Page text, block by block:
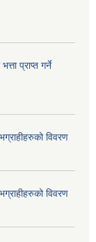
प्राप्त गर्ने
विवरण
विवरण